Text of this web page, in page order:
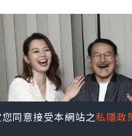
同意接受本網站之私隱政